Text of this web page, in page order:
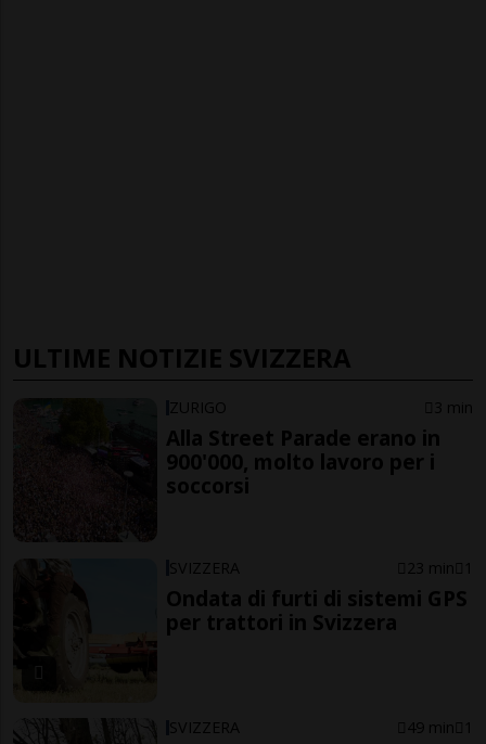
ULTIME NOTIZIE SVIZZERA
ZURIGO 3 min
Alla Street Parade erano in
900'000, molto lavoro per i
soccorsi
SVIZZERA 23 min 1
Ondata di furti di sistemi GPS
per trattori in Svizzera
SVIZZERA 49 min 1